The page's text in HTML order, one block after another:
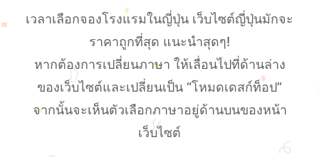
เวลาเลือกจองโรงแรมในญี่ปุ่น เว็บไซต์ญี่ปุ่นมักจะ
ราคาถูกที่สุด แนะนำสุดๆ!
หากต้องการเปลี่ยนภาษา ให้เลื่อนไปที่ด้านล่าง
ของเว็บไซต์และเปลี่ยนเป็น “โหมดเดสก์ท็อป”
จากนั้นจะเห็นตัวเลือกภาษาอยู่ด้านบนของหน้า
เว็บไซต์